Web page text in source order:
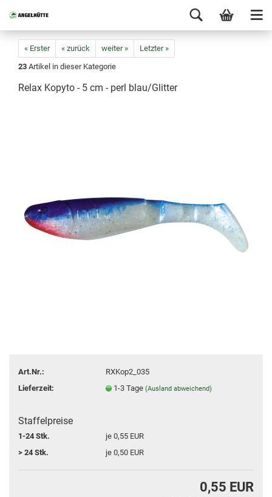
« Erster « zurück weiter »
Letzter »
23 Artikel in dieser Kategorie
Relax Kopyto - 5 cm - perl blau/Glitter
Art.Nr.:
RXKop2_035
Lieferzeit:
1-3 Tage(Ausland abweichend)
Staffelpreise
1-24 Stk.
je 0,55 EUR
> 24 Stk.
je 0,50 EUR
0,55 EUR